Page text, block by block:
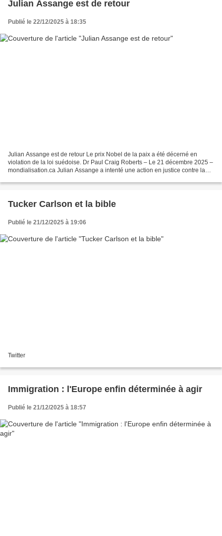
Julian Assange est de retour
Publié le 22/12/2025 à 18:35
Julian Assange est de retour Le prix Nobel de la paix a été décerné en
violation de la loi suédoise. Dr Paul Craig Roberts – Le 21 décembre 2025 –
mondialisation.ca Julian Assange a intenté une action en justice contre la
Tucker Carlson et la bible
Publié le 21/12/2025 à 19:06
Twitter
Immigration : l'Europe enfin déterminée à agir
Publié le 21/12/2025 à 18:57